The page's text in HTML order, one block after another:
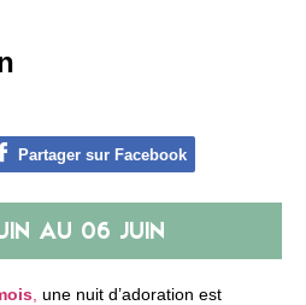
Partager sur Facebook
AU 06 JUIN
une nuit d’adoration est